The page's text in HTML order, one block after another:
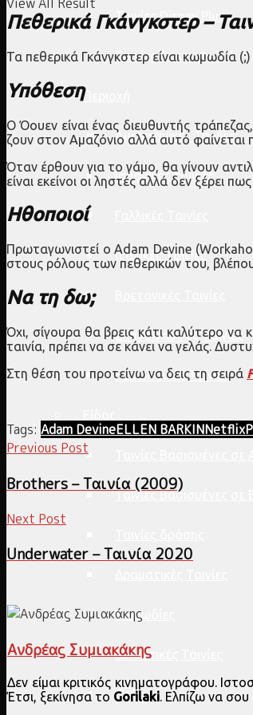
Ταινίες Disney Plus
Ταινίες Cosmote TV
Περιοχή
Αμερικανικές Ταινίες
Ισπανικές ταινίες
Ιταλικές Ταινίες
Σκανδιναβικές Ταινίες
Ευρωπαϊκές Ταινίες
Ταινίες Βασισμένες σε
Κωμωδίες
Δικαστικές Ταινίες
Θρίλερ
Πεθερικά Γκάνγκστερ –
Τα πεθερικά Γκάνγκστερ είναι κωμωδία
Υπόθεση
Ο Όουεν είναι ένας διευθυντής
ζουν στον Αμαζόνιο αλλά αυτό φαίνεται
Όταν έρθουν για το γάμο, θα γίνουν
είναι εκείνοι οι ληστές αλλά δεν ξέρει
Ηθοποιοί
Πρωταγωνιστεί ο Adam Devine
στους ρόλους των πεθερικών του,
Να τη δω;
Όχι, σίγουρα θα βρεις κάτι καλύτερο να
ταινία, πρέπει να σε κάνει να γελάς.
Στη θέση του προτείνω να δεις τη σειρά
Tags: Adam DevineELLEN BARKINNetflix
Previous Post
Brothers – Ταινία (2009)
Next Post
Underwater – Ταινία 2020
Ανδρέας Συμιακάκης
Δεν είμαι κριτικός κινηματογράφου.
Έτσι, ξεκίνησα το Gorilaki. Ελπίζω να σου